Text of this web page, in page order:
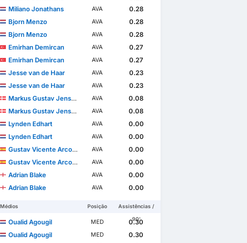
Miliano Jonathans
AVA
0.28
Bjorn Menzo
AVA
0.28
Bjorn Menzo
AVA
0.28
Emirhan Demircan
AVA
0.27
Emirhan Demircan
AVA
0.27
Jesse van de Haar
AVA
0.23
Jesse van de Haar
AVA
0.23
Markus Gustav Jensen
AVA
0.08
Markus Gustav Jensen
AVA
0.08
Lynden Edhart
AVA
0.00
Lynden Edhart
AVA
0.00
Gustav Vicente Arcos Sundqvist
AVA
0.00
Gustav Vicente Arcos Sundqvist
AVA
0.00
Adrian Blake
AVA
0.00
Adrian Blake
AVA 0.00
Médios Posição
Assistências /
90'
Oualid Agougil MED
0.30
Oualid Agougil
MED
0.30